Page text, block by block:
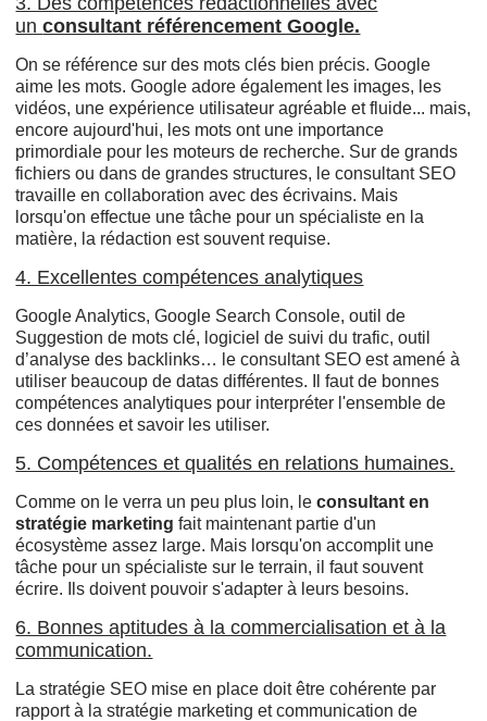
unconsultant référencement Google.
On se référence sur des mots clés bien précis. Google
aime les mots. Google adore également les images, les
vidéos, une expérience utilisateur agréable et fluide... mais,
encore aujourd'hui, les mots ont une importance
primordiale pour les moteurs de recherche. Sur de grands
fichiers ou dans de grandes structures, le consultant SEO
travaille en collaboration avec des écrivains. Mais
lorsqu'on effectue une tâche pour un spécialiste en la
matière, la rédaction est souvent requise.
4. Excellentes compétences analytiques
Google Analytics, Google Search Console, outil de
Suggestion de mots clé, logiciel de suivi du trafic, outil
d’analyse des backlinks… le consultant SEO est amené à
utiliser beaucoup de datas différentes. Il faut de bonnes
compétences analytiques pour interpréter l'ensemble de
ces données et savoir les utiliser.
5. Compétences et qualités en relations humaines.
Comme on le verra un peu plus loin, le consultant en
stratégie marketingfait maintenant partie d'un
écosystème assez large. Mais lorsqu'on accomplit une
tâche pour un spécialiste sur le terrain, il faut souvent
écrire. Ils doivent pouvoir s'adapter à leurs besoins.
6. Bonnes aptitudes à la commercialisation et à la
communication.
La stratégie SEO mise en place doit être cohérente par
rapport à la stratégie marketing et communication de